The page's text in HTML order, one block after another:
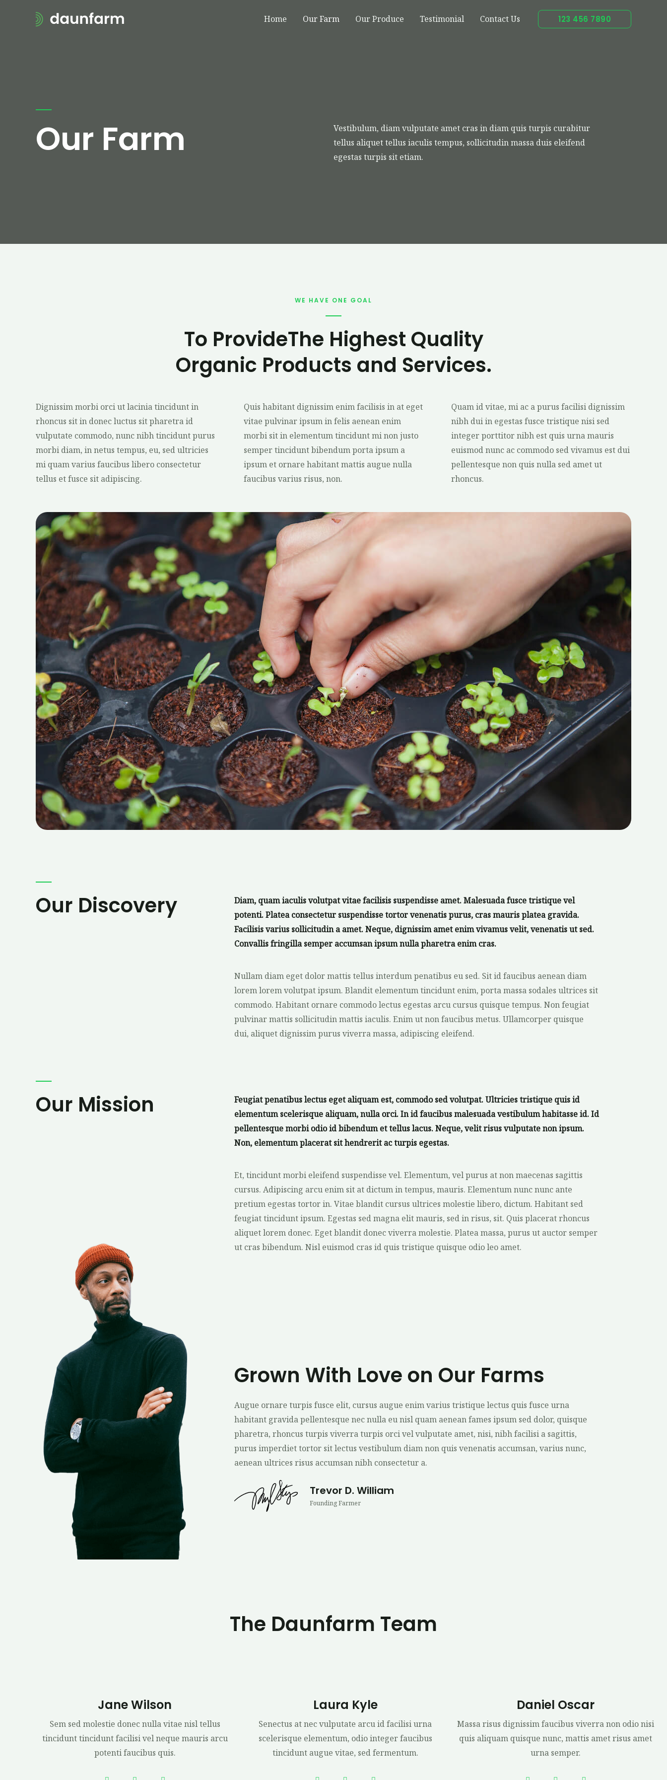
Home Our Farm Our Produce Testimonial Contact Us 123 456 7890
Our Farm
Vestibulum, diam vulputate amet cras in diam quis turpis curabitur
tellus aliquet tellus iaculis tempus, sollicitudin massa duis eleifend
egestas turpis sit etiam.
WE HAVE ONE GOAL
To ProvideThe Highest Quality
Organic Products and Services.
Dignissim morbi orci ut lacinia tincidunt in
rhoncus sit in donec luctus sit pharetra id
vulputate commodo, nunc nibh tincidunt purus
morbi diam, in netus tempus, eu, sed ultricies
mi quam varius faucibus libero consectetur
tellus et fusce sit adipiscing.
Quis habitant dignissim enim facilisis in at eget
vitae pulvinar ipsum in felis aenean enim
morbi sit in elementum tincidunt mi non justo
semper tincidunt bibendum porta ipsum a
ipsum et ornare habitant mattis augue nulla
faucibus varius risus, non.
Quam id vitae, mi ac a purus facilisi dignissim
nibh dui in egestas fusce tristique nisi sed
integer porttitor nibh est quis urna mauris
euismod nunc ac commodo sed vivamus est dui
pellentesque non quis nulla sed amet ut
rhoncus.
Our Discovery
Diam, quam iaculis volutpat vitae facilisis suspendisse amet. Malesuada fusce tristique vel
potenti. Platea consectetur suspendisse tortor venenatis purus, cras mauris platea gravida.
Facilisis varius sollicitudin a amet. Neque, dignissim amet enim vivamus velit, venenatis ut sed.
Convallis fringilla semper accumsan ipsum nulla pharetra enim cras.
Nullam diam eget dolor mattis tellus interdum penatibus eu sed. Sit id faucibus aenean diam
lorem lorem volutpat ipsum. Blandit elementum tincidunt enim, porta massa sodales ultrices sit
commodo. Habitant ornare commodo lectus egestas arcu cursus quisque tempus. Non feugiat
pulvinar mattis sollicitudin mattis iaculis. Enim ut non faucibus metus. Ullamcorper quisque
dui, aliquet dignissim purus viverra massa, adipiscing eleifend.
Our Mission
Feugiat penatibus lectus eget aliquam est, commodo sed volutpat. Ultricies tristique quis id
elementum scelerisque aliquam, nulla orci. In id faucibus malesuada vestibulum habitasse id. Id
pellentesque morbi odio id bibendum et tellus lacus. Neque, velit risus vulputate non ipsum.
Non, elementum placerat sit hendrerit ac turpis egestas.
Et, tincidunt morbi eleifend suspendisse vel. Elementum, vel purus at non maecenas sagittis
cursus. Adipiscing arcu enim sit at dictum in tempus, mauris. Elementum nunc nunc ante
pretium egestas tortor in. Vitae blandit cursus ultrices molestie libero, dictum. Habitant sed
feugiat tincidunt ipsum. Egestas sed magna elit mauris, sed in risus, sit. Quis placerat rhoncus
aliquet lorem donec. Eget blandit donec viverra molestie. Platea massa, purus ut auctor semper
ut cras bibendum. Nisl euismod cras id quis tristique quisque odio leo amet.
Grown With Love on Our Farms
Augue ornare turpis fusce elit, cursus augue enim varius tristique lectus quis fusce urna
habitant gravida pellentesque nec nulla eu nisl quam aenean fames ipsum sed dolor, quisque
pharetra, rhoncus turpis viverra turpis orci vel vulputate amet, nisi, nibh facilisi a sagittis,
purus imperdiet tortor sit lectus vestibulum diam non quis venenatis accumsan, varius nunc,
aenean ultrices risus accumsan nibh consectetur a.
Trevor D. William
Founding Farmer
The Daunfarm Team
Jane Wilson
Sem sed molestie donec nulla vitae nisl tellus
tincidunt tincidunt facilisi vel neque mauris arcu
potenti faucibus quis.
Laura Kyle
Senectus at nec vulputate arcu id facilisi urna
scelerisque elementum, odio integer faucibus
tincidunt augue vitae, sed fermentum.
Daniel Oscar
Massa risus dignissim faucibus viverra non odio nisi
quis aliquam quisque nunc, mattis amet risus amet
urna semper.